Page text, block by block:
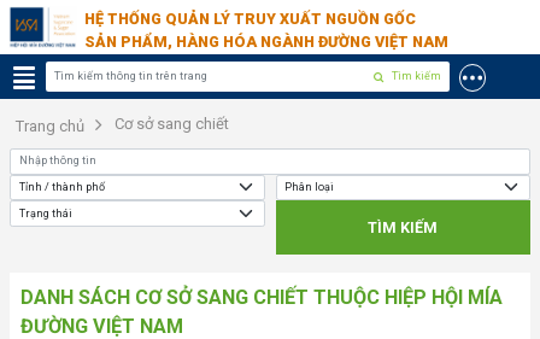
HỆ THỐNG QUẢN LÝ TRUY XUẤT NGUỒN GỐC
SẢN PHẨM, HÀNG HÓA NGÀNH ĐƯỜNG VIỆT NAM
Tìm kiếm
Trang chủ Cơ sở sang chiết
TÌM KIẾM
DANH SÁCH CƠ SỞ SANG CHIẾT THUỘC HIỆP HỘI MÍA
ĐƯỜNG VIỆT NAM